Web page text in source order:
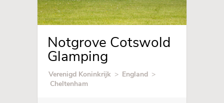
Notgrove Cotswold
Glamping
Verenigd Koninkrijk > England >
Cheltenham